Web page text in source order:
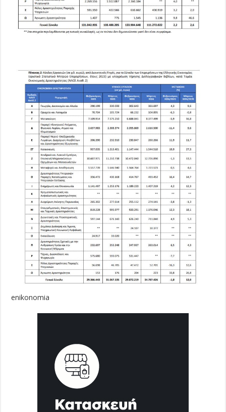
enikonomia